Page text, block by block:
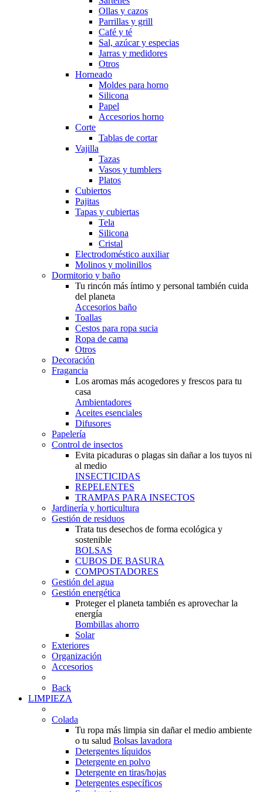
Ollas y cazos
Parrillas y grill
Café y té
Sal, azúcar y especias
Jarras y medidores
Otros
Horneado
Moldes para horno
Silicona
Papel
Accesorios horno
Corte
Tablas de cortar
Vajilla
Tazas
Vasos y tumblers
Platos
Cubiertos
Pajitas
Tapas y cubiertas
Tela
Silicona
Cristal
Electrodoméstico auxiliar
Molinos y molinillos
Dormitorio y baño
Tu rincón más íntimo y personal también cuida
del planeta
Accesorios baño
Toallas
Cestos para ropa sucia
Ropa de cama
Otros
Decoración
Fragancia
Los aromas más acogedores y frescos para tu
casa
Ambientadores
Aceites esenciales
Difusores
Papelería
Control de insectos
Evita picaduras o plagas sin dañar a los tuyos ni
al medio
INSECTICIDAS
REPELENTES
TRAMPAS PARA INSECTOS
Jardinería y horticultura
Gestión de residuos
Trata tus desechos de forma ecológica y
sostenible
BOLSAS
CUBOS DE BASURA
COMPOSTADORES
Gestión del agua
Gestión energética
Proteger el planeta también es aprovechar la
energía
Bombillas ahorro
Solar
Exteriores
Organización
Accesorios
Back
LIMPIEZA
Colada
Tu ropa más limpia sin dañar el medio ambiente
o tu salud Bolsas lavadora
Detergentes líquidos
Detergente en polvo
Detergente en tiras/hojas
Detergentes específicos